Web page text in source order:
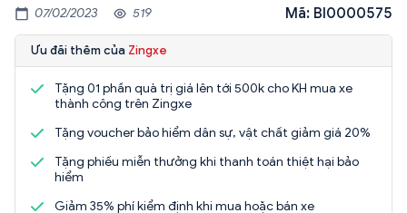
07/02/2023 519 Mã: BI0000575
Ưu đãi thêm của Zingxe
Tặng 01 phần quà trị giá lên tới 500k cho KH mua xe
thành công trên Zingxe
Tặng voucher bảo hiểm dân sự, vật chất giảm giá 20%
Tặng phiếu miễn thưởng khi thanh toán thiệt hại bảo
hiểm
Giảm 35% phí kiểm định khi mua hoặc bán xe